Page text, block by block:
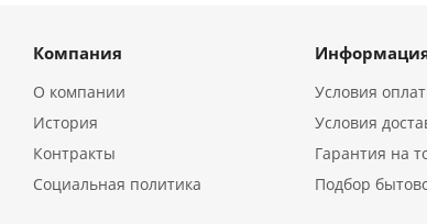
Компания
О компании
История
Контракты
Социальная политика
Условия
Условия
Гарантия на
Подбор